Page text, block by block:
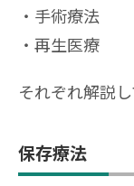
手術療法
再生医療
それぞれ解説し
保存療法